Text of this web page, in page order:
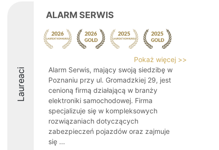
Laureaci
ALARM SERWIS
Pokaż więcej >>
Alarm Serwis, mający swoją siedzibę w
Poznaniu przy ul. Gromadzkiej 29, jest
cenioną firmą działającą w branży
elektroniki samochodowej. Firma
specjalizuje się w kompleksowych
rozwiązaniach dotyczących
zabezpieczeń pojazdów oraz zajmuje
się ...